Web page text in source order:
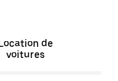
de
voitures